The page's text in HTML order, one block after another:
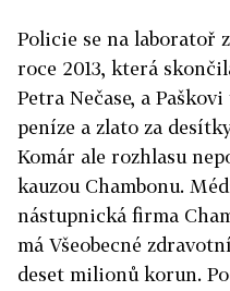
Policie se na laboratoř
roce 2013, která
Petra Nečase, a
peníze a zlato za
Komár ale rozhlasu
kauzou Chambonu.
nástupnická firma
má Všeobecné
deset milionů korun.